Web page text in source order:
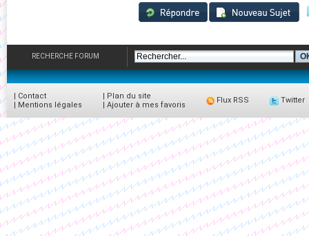
RECHERCHE FORUM
| Contact
| Mentions légales
| Plan du site
| Ajouter à mes favoris
Flux RSS Twitter